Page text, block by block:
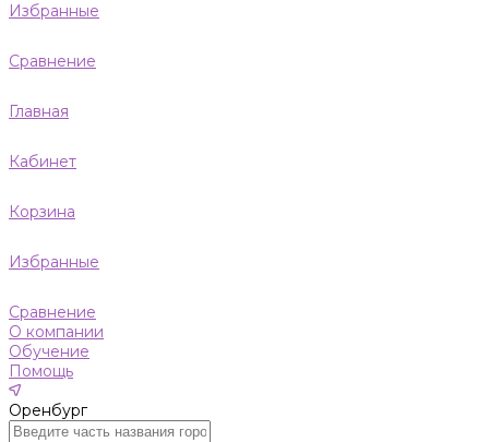
Избранные
Сравнение
Главная
Кабинет
Корзина
Избранные
Сравнение
О компании
Обучение
Помощь
Оренбург